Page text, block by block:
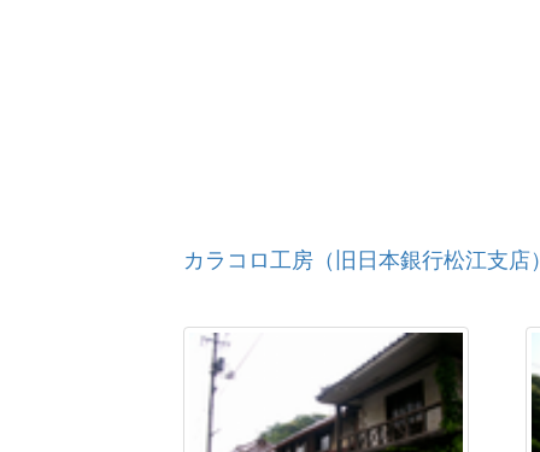
カラコロ工房（旧日本銀行松江支店